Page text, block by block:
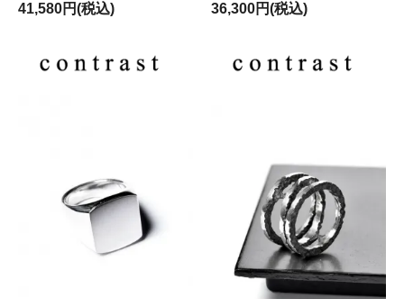
41,580円(税込)
36,300円(税込)